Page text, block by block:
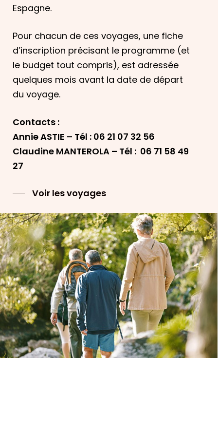
Espagne.
Pour chacun de ces voyages, une fiche
d’inscription précisant le programme (et
le budget tout compris), est adressée
quelques mois avant la date de départ
du voyage.
Contacts :
Annie ASTIE – Tél : 06 21 07 32 56
Claudine MANTEROLA – Tél : 06 71 58 49
27
Voir les voyages